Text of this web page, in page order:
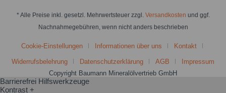
* Alle Preise inkl. gesetzl. Mehrwertsteuer zzgl. Versandkosten und ggf.
Nachnahmegebühren, wenn nicht anders beschrieben
Cookie-Einstellungen Informationen über uns Kontakt
Widerrufsbelehrung Datenschutzerklärung AGB
Impressum
Copyright Baumann Mineralölvertrieb GmbH
Barrierefrei Hilfswerkzeuge
Kontrast +